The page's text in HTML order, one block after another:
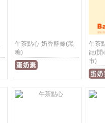
午茶點心-奶香酥條(黑
糖)
午茶
龍(開
市)